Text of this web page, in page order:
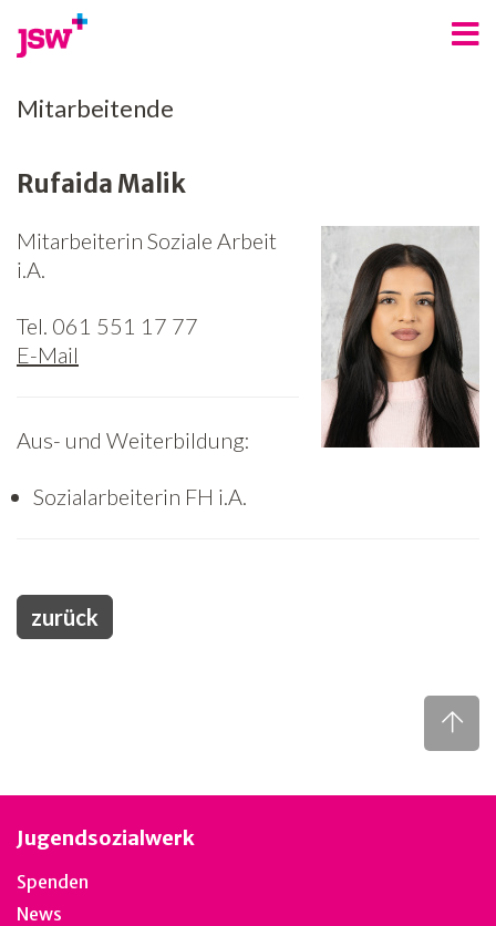
Angebote
Über uns
Spenden
Kontakt
News
Newsletter
Mitarbeitende
Rufaida Malik
Mitarbeiterin Soziale Arbeit
i.A.
Tel. 061 551 17 77
E-Mail
Aus- und Weiterbildung:
Sozialarbeiterin FH i.A.
zurück
Jugendsozialwerk
Spenden
News